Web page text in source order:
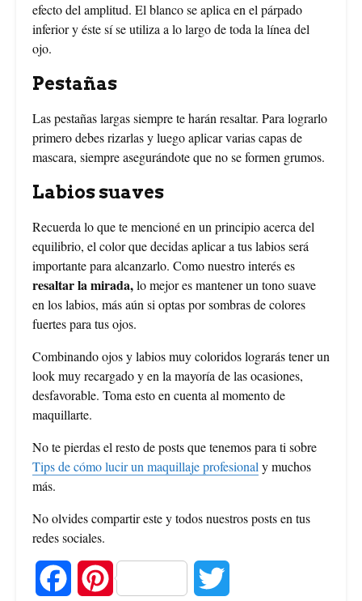
efecto del amplitud. El blanco se aplica en el párpado
inferior y éste sí se utiliza a lo largo de toda la línea del
ojo.
Pestañas
Las pestañas largas siempre te harán resaltar. Para lograrlo
primero debes rizarlas y luego aplicar varias capas de
mascara, siempre asegurándote que no se formen grumos.
Labios suaves
Recuerda lo que te mencioné en un principio acerca del
equilibrio, el color que decidas aplicar a tus labios será
importante para alcanzarlo. Como nuestro interés es
resaltar la mirada,lo mejor es mantener un tono suave
en los labios, más aún si optas por sombras de colores
fuertes para tus ojos.
Combinando ojos y labios muy coloridos lograrás tener un
look muy recargado y en la mayoría de las ocasiones,
desfavorable. Toma esto en cuenta al momento de
maquillarte.
No te pierdas el resto de posts que tenemos para ti sobre
Tips de cómo lucir un maquillaje profesionaly muchos
más.
No olvides compartir este y todos nuestros posts en tus
redes sociales.
P